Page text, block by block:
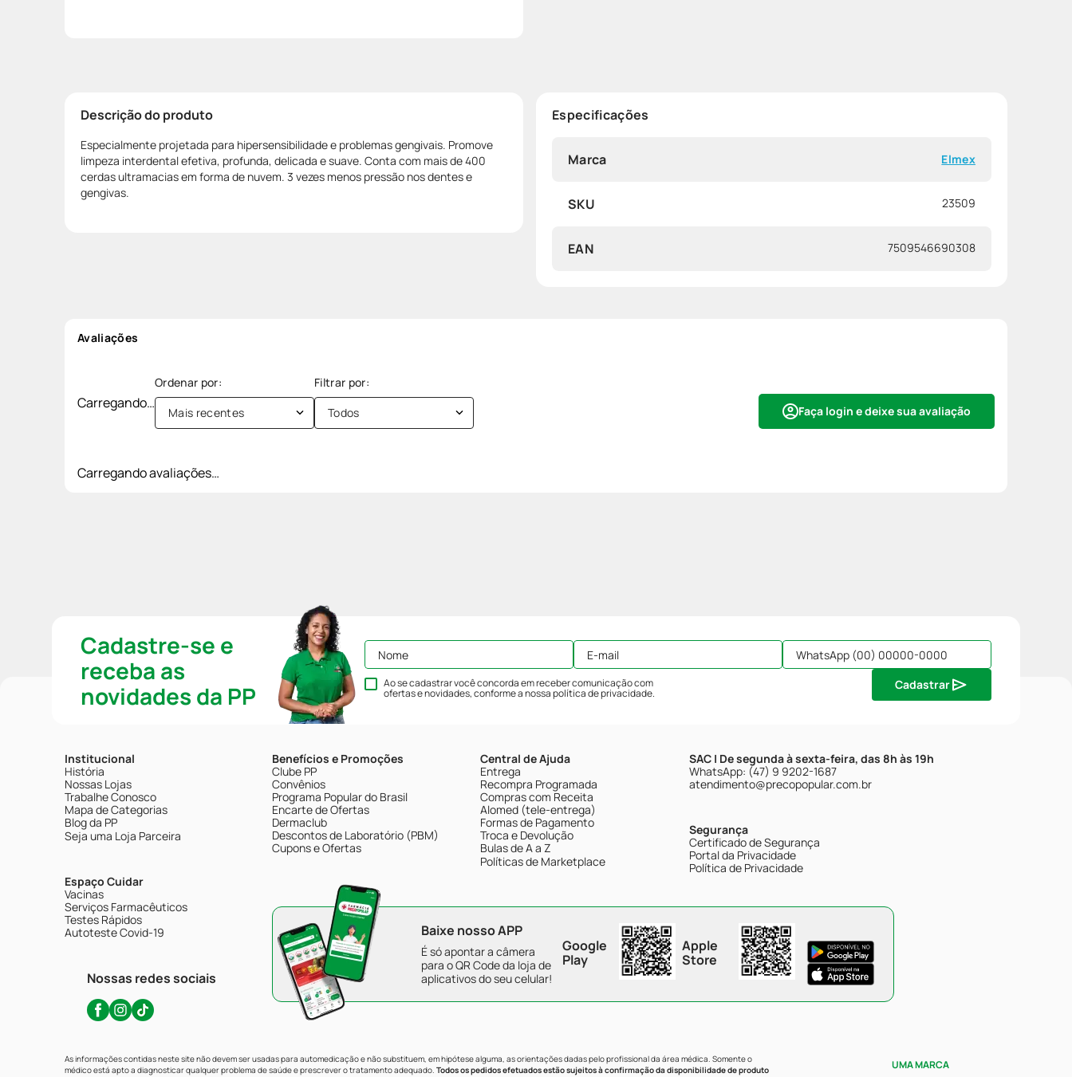
Descrição do produto
Especialmente projetada para hipersensibilidade e problemas gengivais. Promove
limpeza interdental efetiva, profunda, delicada e suave. Conta com mais de 400
cerdas ultramacias em forma de nuvem. 3 vezes menos pressão nos dentes e
gengivas.
Especificações
Marca Elmex
SKU 23509
EAN 7509546690308
Avaliações
Carregando… Faça login e deixe sua avaliação
Mais recentes Todos
Carregando avaliações…
Cadastre-se e
receba as
novidades da PP
Ao se cadastrar você concorda em receber comunicação com
ofertas e novidades, conforme a nossapolítica de privacidade.
Cadastrar
Institucional
História
Nossas Lojas
Trabalhe Conosco
Mapa de Categorias
Blog da PP
Seja uma Loja Parceira
Espaço Cuidar
Vacinas
Serviços Farmacêuticos
Testes Rápidos
Autoteste Covid-19
Nossas redes sociais
Benefícios e Promoções
Clube PP
Convênios
Programa Popular do Brasil
Encarte de Ofertas
Dermaclub
Descontos de Laboratório (PBM)
Cupons e Ofertas
Central de Ajuda
Entrega
Recompra Programada
Compras com Receita
Alomed (tele-entrega)
Formas de Pagamento
Troca e Devolução
Bulas de A a Z
Políticas de Marketplace
SAC | De segunda à sexta-feira, das 8h às 19h
WhatsApp: (47) 9 9202-1687
atendimento@precopopular.com.br
Segurança
Certificado de Segurança
Portal da Privacidade
Política de Privacidade
Baixe nosso APP
É só apontar a câmera
para o QR Code da loja de
aplicativos do seu celular!
Google
Play
Apple
Store
As informações contidas neste site não devem ser usadas para automedicação e não substituem, em hipótese alguma, as orientações dadas pelo profissional da área médica. Somente o
médico está apto a diagnosticar qualquer problema de saúde e prescrever o tratamento adequado. Todos os pedidos efetuados estão sujeitos à confirmação da disponibilidade de produto
UMA MARCA